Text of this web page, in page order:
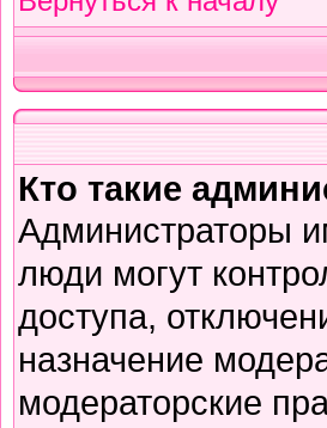
Кто такие
Администраторы
люди могут
доступа,
назначение
модераторские